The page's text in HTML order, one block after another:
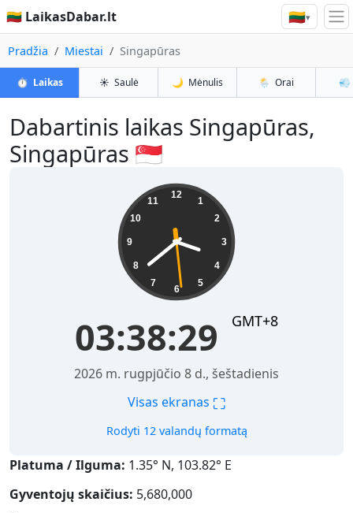
🇱🇹 LaikasDabar.lt 🇱🇹▾
Pradžia Miestai Singapūras
⏱️ Laikas ☀️ Saulė 🌙 Mėnulis 🌦️ Orai 💨
Dabartinis laikas Singapūras,
Singapūras 🇸🇬
12
1
2
3
4
5
6
7
8
9
10
11
03:38:30 GMT+8
2026 m. rugpjūčio 8 d., šeštadienis
Visas ekranas ⛶
Rodyti 12 valandų formatą
Platuma / Ilguma: 1.35° N, 103.82° E
Gyventojų skaičius: 5,680,000